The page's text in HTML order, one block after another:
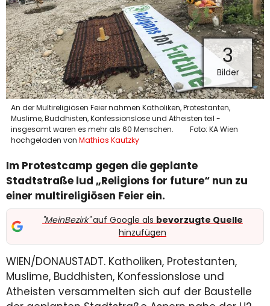
3
Bilder
An der Multireligiösen Feier nahmen Katholiken, Protestanten,
Muslime, Buddhisten, Konfessionslose und Atheisten teil -
insgesamt waren es mehr als 60 Menschen.
Foto: KA Wien
hochgeladen von Mathias Kautzky
Im Protestcamp gegen die geplante
Stadtstraße lud „Religions for future“ nun zu
einer multireligiösen Feier ein.
"MeinBezirk"auf Google als bevorzugte Quelle
hinzufügen
WIEN/DONAUSTADT. Katholiken, Protestanten,
Muslime, Buddhisten, Konfessionslose und
Atheisten versammelten sich auf der Baustelle